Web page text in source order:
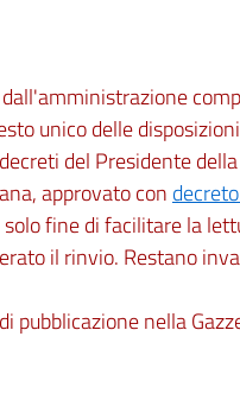
unico delle
del Presidente
approvato con
solo fine di facilitare la
il rinvio. Restano
pubblicazione nella